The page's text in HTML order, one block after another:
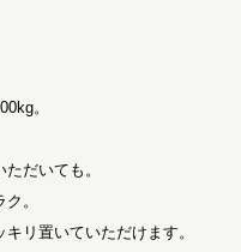
。
だいても。
。
リ置いていただけます。